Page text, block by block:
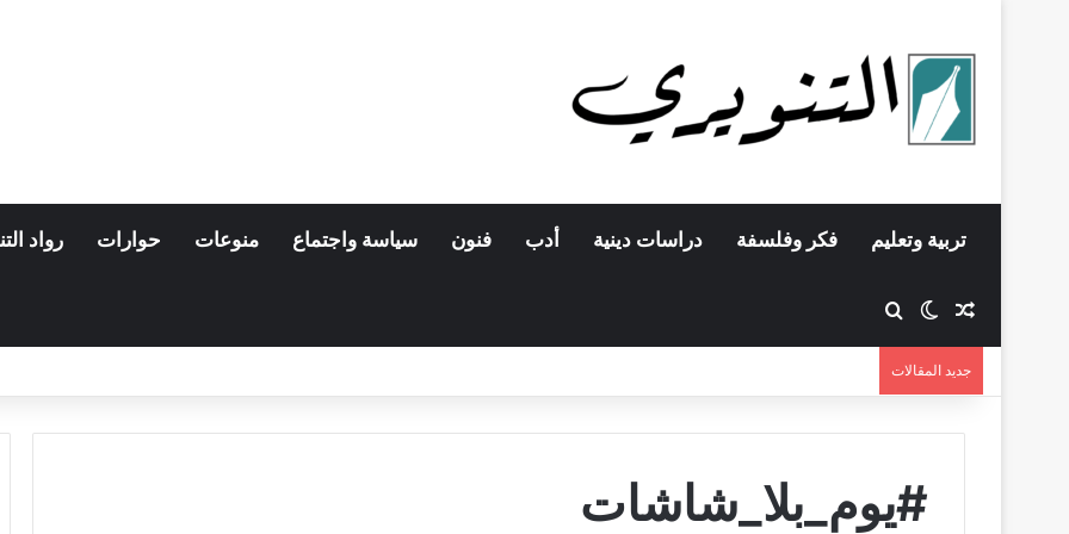
تربية وتعليم فكر وفلسفة دراسات دينية أدب فنون سياسة واجتماع منوعات حوارات رواد
مقال عشوائي
الوضع المظلم
جديد المقالات
#يوم_بلا_شاشات